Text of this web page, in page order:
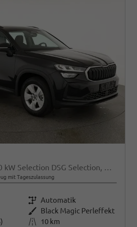
1.5 TSI mHEV 110 kW Selection DSG Selection, AHK, Navi, Side, Kamera, Winter, 4 J.- Garantie
mit Tageszulassung
Getriebe Automatik
Außenfarbe Black Magic Perleffekt
Kilometerstand
10 km